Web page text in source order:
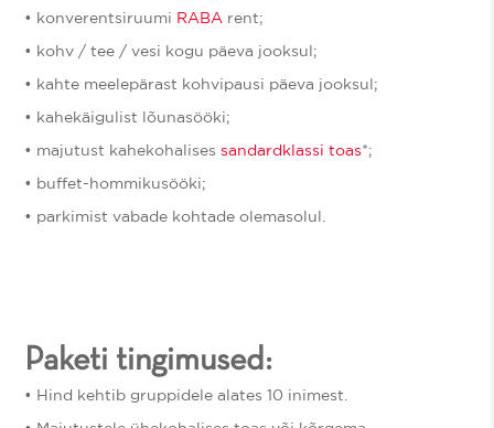
• konverentsiruumi RABA rent;
• kohv / tee / vesi kogu päeva jooksul;
• kahte meelepärast kohvipausi päeva jooksul;
• kahekäigulist lõunasööki;
• majutust kahekohalisessandardklassi toas*;
• buffet-hommikusööki;
• parkimist vabade kohtade olemasolul.
Paketi tingimused:
• Hind kehtib gruppidele alates 10 inimest.